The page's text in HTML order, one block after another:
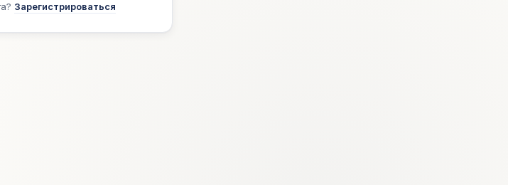
Зарегистрироваться